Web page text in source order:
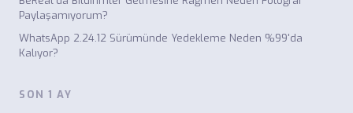
Paylaşamıyorum?
WhatsApp 2.24.12 Sürümünde Yedekleme Neden %99'da
Kalıyor?
SON 1 AY